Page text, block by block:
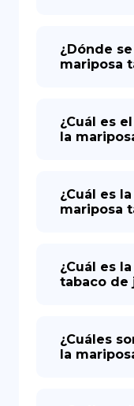
¿Dónde
mariposa
¿Cuál es
la
¿Cuál es
mariposa
¿Cuál es
tabaco de
¿Cuáles
la